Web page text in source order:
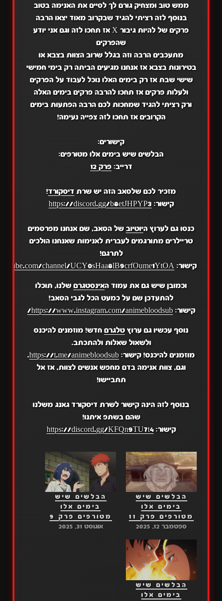
ממש טוב ומצחיק גורם לך לסיים את האנימה בטוב
בנוסף לזה רציתי להגיד שבקרוב מאוד יצאו הרבה
פרקים של להיות גיבור X אז תחכו לזה וגם אני יודע
שהפרקים
מתעכבים הרבה וזה בגלל שרוב הצוות בצבא או
בטירונות בצבא אז אנחנו מגיעים הביתה רק בימי חמישי
שישי שבת אז רק בימים האלו נוכל לעבוד על הפרקים
ולעלות פרקים אז תחכו להרבה פרקים בימים האלה
ורק רציתי להגיד שמחכות לכם הרבה הפתעות בימים
הקרובים אז תחכו לזה צפייה נעימה!
קישורים:
הבלשים שיש בימים אלו מטורפים:
דרייב:פרק 12
מזכיר לכם שלסאב הזה יש שרת דיסקורד!
קישור:https://discord.gg/b8etJHPYP3
כנסו גם לערוץ היוטיובשל הסאב, שם אנחנו מפרסמים
טריילרים מתורגמים לעברית לאנימות שאנחנו הולכים
לתרגם!
קישור: channel/UCY0sHaa8lB9crfOume1YtOA
וכמובן שיש גם את עמוד האינסטגרםשלנו, תוכלו
להתעדכן שם על כמעט הכל לגבי הסאב!
קישור:https://www.instagram.com/animebloodsub/
נוסף עכשיו גם ערוץטלגרםחדש! מוזמנים להיכנס
ולשאול שאלות ולהתכתב.
מוזמנים להיכנס! קישור: https://t.me/animebloodsub
.
וגם, צוות אנימה בדם מחפש אנשים לצוות, אז אל
תתביישו!
בנוסף לזה הינה קישור לשרת דיסקורד גאנג משלנו
שהם בשתפ איתנו!
קישור:https://discord.gg/KFQn9TU7t4
הבלשים שיש
בימים אלו
מטורפים פרק 11
ספטמבר 12, 2025
הבלשים שיש
בימים אלו
מטורפים פרק 9
אוגוסט 31, 2025
הבלשים שיש
בימים אלו